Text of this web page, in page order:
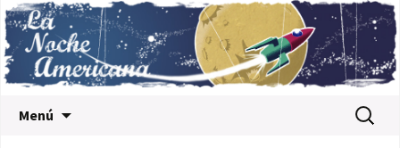
Menú Buscar: